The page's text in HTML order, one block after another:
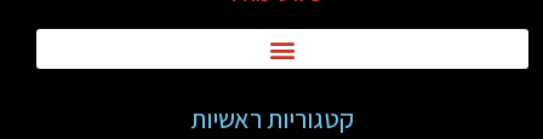
קטגוריות ראשיות